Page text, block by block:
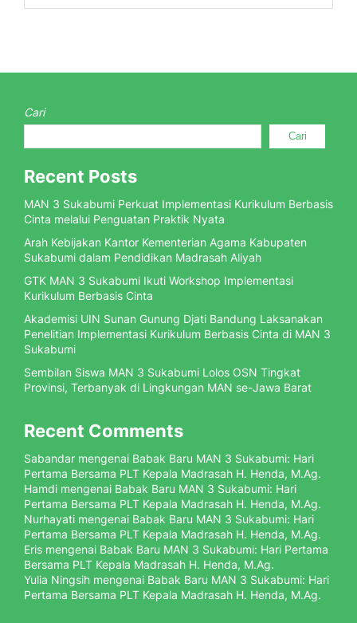
Cari
Cari
Recent Posts
MAN 3 Sukabumi Perkuat Implementasi Kurikulum Berbasis
Cinta melalui Penguatan Praktik Nyata
Arah Kebijakan Kantor Kementerian Agama Kabupaten
Sukabumi dalam Pendidikan Madrasah Aliyah
GTK MAN 3 Sukabumi Ikuti Workshop Implementasi
Kurikulum Berbasis Cinta
Akademisi UIN Sunan Gunung Djati Bandung Laksanakan
Penelitian Implementasi Kurikulum Berbasis Cinta di MAN 3
Sukabumi
Sembilan Siswa MAN 3 Sukabumi Lolos OSN Tingkat
Provinsi, Terbanyak di Lingkungan MAN se-Jawa Barat
Recent Comments
Sabandar mengenai Babak Baru MAN 3 Sukabumi: Hari
Pertama Bersama PLT Kepala Madrasah H. Henda, M.Ag.
Hamdi mengenai Babak Baru MAN 3 Sukabumi: Hari
Pertama Bersama PLT Kepala Madrasah H. Henda, M.Ag.
Nurhayati mengenai Babak Baru MAN 3 Sukabumi: Hari
Pertama Bersama PLT Kepala Madrasah H. Henda, M.Ag.
Eris mengenai Babak Baru MAN 3 Sukabumi: Hari Pertama
Bersama PLT Kepala Madrasah H. Henda, M.Ag.
Yulia Ningsih mengenai Babak Baru MAN 3 Sukabumi: Hari
Pertama Bersama PLT Kepala Madrasah H. Henda, M.Ag.